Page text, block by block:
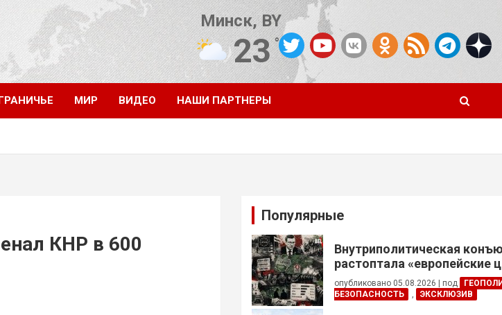
Минск, BY
23°C
Погода от OpenWeatherMap
МИР ВИДЕО НАШИ ПАРТНЕРЫ
КНР в 600
Популярные
Внутриполитическая
растоптала «европейские
опубликовано 05.08.2026 под
БЕЗОПАСНОСТЬ
, ЭКСКЛЮЗИВ